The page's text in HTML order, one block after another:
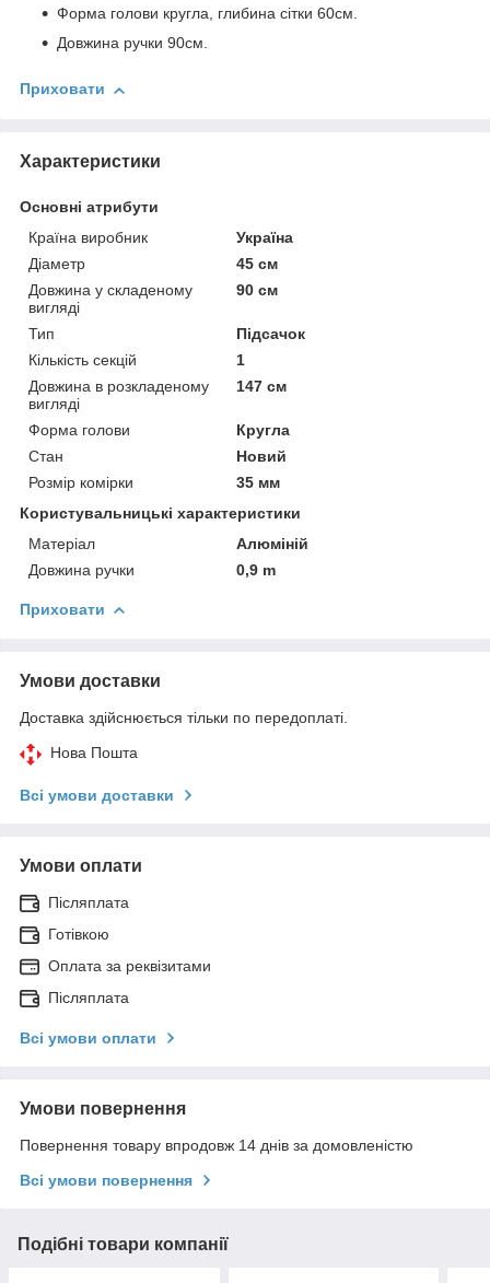
Форма голови кругла, глибина сітки 60см.
Довжина ручки 90см.
Приховати
Характеристики
Основні атрибути
Країна виробник
Україна
Діаметр
45 см
Довжина у складеному
вигляді
90 см
Тип
Підсачок
Кількість секцій
1
Довжина в розкладеному
вигляді
147 см
Форма голови
Кругла
Стан
Новий
Розмір комірки
35 мм
Користувальницькі характеристики
Матеріал
Алюміній
Довжина ручки
0,9 m
Приховати
Умови доставки
Доставка здійснюється тільки по передоплаті.
Нова Пошта
Всі умови доставки
Умови оплати
Післяплата
Готівкою
Оплата за реквізитами
Післяплата
Всі умови оплати
Умови повернення
Повернення товару впродовж 14 днів за домовленістю
Всі умови повернення
Подібні товари компанії